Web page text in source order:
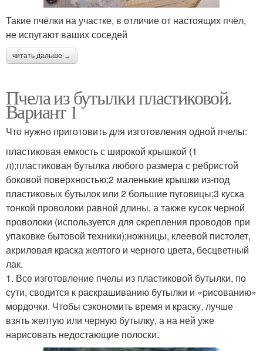
Такие пчёлки на участке, в отличие от настоящих пчёл,
не испугают ваших соседей
читать дальше →
Пчела из бутылки пластиковой.
Вариант 1
Что нужно приготовить для изготовления одной пчелы:
пластиковая емкость с широкой крышкой (1
л);пластиковая бутылка любого размера с ребристой
боковой поверхностью;2 маленькие крышки из-под
пластиковых бутылок или 2 большие пуговицы;3 куска
тонкой проволоки равной длины, а также кусок черной
проволоки (используется для cкрепления проводов при
упаковке бытовой техники);ножницы, клеевой пистолет,
акриловая краска желтого и черного цвета, бесцветный
лак.
1. Все изготовление пчелы из пластиковой бутылки, по
сути, сводится к раскрашиванию бутылки и «рисованию»
мордочки. Чтобы сэкономить время и краску, лучше
взять желтую или черную бутылку, а на ней уже
нарисовать недостающие полоски.